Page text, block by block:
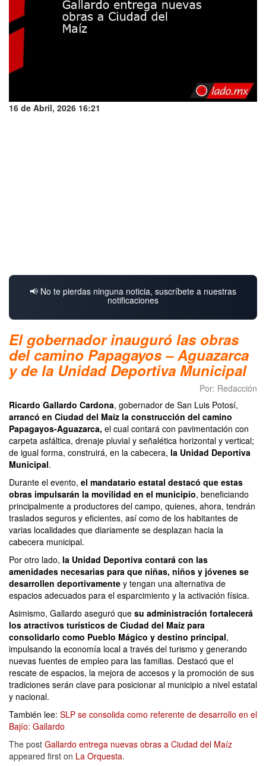
16 de Abril, 2026 16:21
📢 No te pierdas ninguna noticia, suscríbete a nuestras
notificaciones
El gobernador inauguró las obras
del camino Papagayos – Aguazarca
y de la Unidad Deportiva Municipal
Por: Redacción
Ricardo Gallardo Cardona, gobernador de San Luis Potosí,
arrancó en Ciudad del Maíz la construcción del camino
Papagayos-Aguazarca, el cual contará con pavimentación con
carpeta asfáltica, drenaje pluvial y señalética horizontal y vertical;
de igual forma, construirá, en la cabecera, la Unidad Deportiva
Municipal.
Durante el evento, el mandatario estatal destacó que estas
obras impulsarán la movilidad en el municipio, beneficiando
principalmente a productores del campo, quienes, ahora, tendrán
traslados seguros y eficientes, así como de los habitantes de
varias localidades que diariamente se desplazan hacia la
cabecera municipal.
Por otro lado, la Unidad Deportiva contará con las
amenidades necesarias para que niñas, niños y jóvenes se
desarrollen deportivamente y tengan una alternativa de
espacios adecuados para el esparcimiento y la activación física.
Asimismo, Gallardo aseguró que su administración fortalecerá
los atractivos turísticos de Ciudad del Maíz para
consolidarlo como Pueblo Mágico y destino principal,
impulsando la economía local a través del turismo y generando
nuevas fuentes de empleo para las familias. Destacó que el
rescate de espacios, la mejora de accesos y la promoción de sus
tradiciones serán clave para posicionar al municipio a nivel estatal
y nacional.
También lee: SLP se consolida como referente de desarrollo en el
Bajío: Gallardo
The post Gallardo entrega nuevas obras a Ciudad del Maíz
appeared first on La Orquesta.